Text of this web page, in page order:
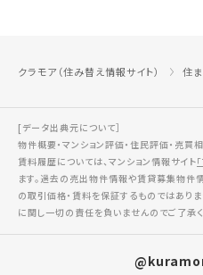
クラモア（住み替え情報サイト） 住
[データ出典元について］
物件概要・マンション評価・住民評価・売買
賃料履歴については、マンション情報サイト
ます。過去の売出物件情報や賃貸募集物件
の取引価格・賃料を保証するものではあり
に関し一切の責任を負いませんのでご了承く